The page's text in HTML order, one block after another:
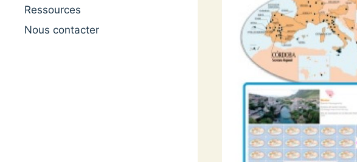
Ressources
Nous contacter